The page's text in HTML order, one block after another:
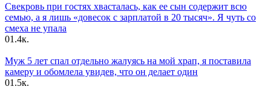
Свекровь при гостях хвасталась, как ее сын содержит всю
семью, а я лишь «довесок с зарплатой в 20 тысяч». Я чуть со
смеха не упала
01.4к.
Муж 5 лет спал отдельно жалуясь на мой храп, я поставила
камеру и обомлела увидев, что он делает один
01.5к.